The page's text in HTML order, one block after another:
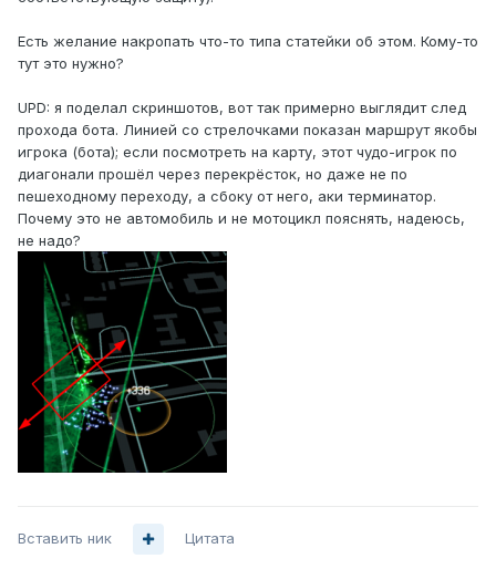
Есть желание накропать что-то типа статейки об этом. Кому-то
тут это нужно?
UPD: я поделал скриншотов, вот так примерно выглядит след
прохода бота. Линией со стрелочками показан маршрут якобы
игрока (бота); если посмотреть на карту, этот чудо-игрок по
диагонали прошёл через перекрёсток, но даже не по
пешеходному переходу, а сбоку от него, аки терминатор.
Почему это не автомобиль и не мотоцикл пояснять, надеюсь,
не надо?
Вставить ник Цитата